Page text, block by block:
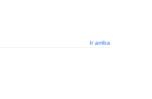
Ir arriba